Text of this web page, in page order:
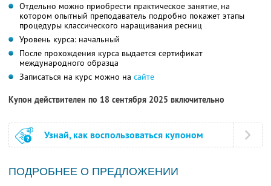
Отдельно можно приобрести практическое занятие, на
котором опытный преподаватель подробно покажет этапы
процедуры классического наращивания ресниц
Уровень курса: начальный
После прохождения курса выдается сертификат
международного образца
Записаться на курс можно на сайте
Купон действителен по 18 сентября 2025 включительно
Узнай, как воспользоваться купоном
ПОДРОБНЕЕ О ПРЕДЛОЖЕНИИ